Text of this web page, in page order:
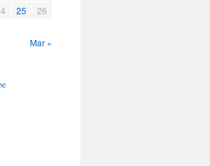
25
26
Mar »